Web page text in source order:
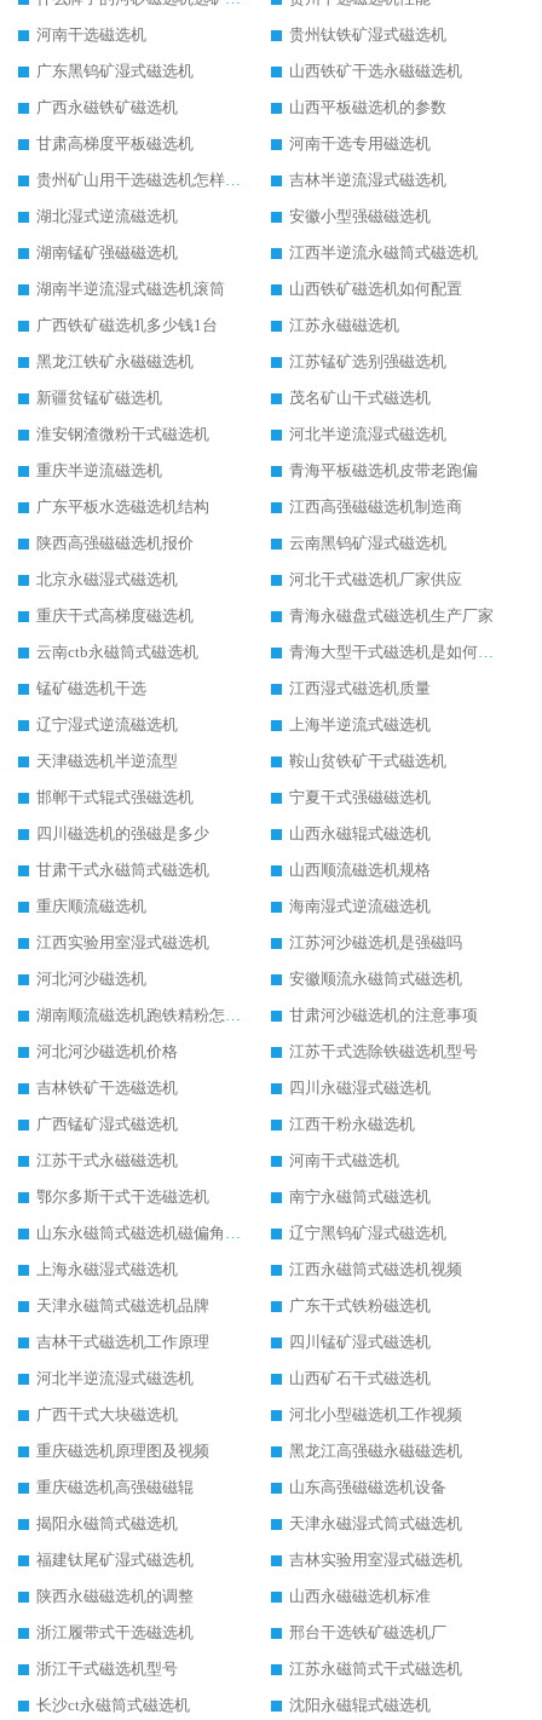
河南干选磁选机
贵州钛铁矿湿式磁选机
广东黑钨矿湿式磁选机
山西铁矿干选永磁磁选机
广西永磁铁矿磁选机
山西平板磁选机的参数
甘肃高梯度平板磁选机
河南干选专用磁选机
贵州矿山用干选磁选机怎样调磁
吉林半逆流湿式磁选机
湖北湿式逆流磁选机
安徽小型强磁磁选机
湖南锰矿强磁磁选机
江西半逆流永磁筒式磁选机
湖南半逆流湿式磁选机滚筒
山西铁矿磁选机如何配置
广西铁矿磁选机多少钱1台
江苏永磁磁选机
黑龙江铁矿永磁磁选机
江苏锰矿选别强磁选机
新疆贫锰矿磁选机
茂名矿山干式磁选机
淮安钢渣微粉干式磁选机
河北半逆流湿式磁选机
重庆半逆流磁选机
青海平板磁选机皮带老跑偏
广东平板水选磁选机结构
江西高强磁磁选机制造商
陕西高强磁磁选机报价
云南黑钨矿湿式磁选机
北京永磁湿式磁选机
河北干式磁选机厂家供应
重庆干式高梯度磁选机
青海永磁盘式磁选机生产厂家
云南ctb永磁筒式磁选机
青海大型干式磁选机是如何选矿的
锰矿磁选机干选
江西湿式磁选机质量
辽宁湿式逆流磁选机
上海半逆流式磁选机
天津磁选机半逆流型
鞍山贫铁矿干式磁选机
邯郸干式辊式强磁选机
宁夏干式强磁磁选机
四川磁选机的强磁是多少
山西永磁辊式磁选机
甘肃干式永磁筒式磁选机
山西顺流磁选机规格
重庆顺流磁选机
海南湿式逆流磁选机
江西实验用室湿式磁选机
江苏河沙磁选机是强磁吗
河北河沙磁选机
安徽顺流永磁筒式磁选机
湖南顺流磁选机跑铁精粉怎么处理
甘肃河沙磁选机的注意事项
河北河沙磁选机价格
江苏干式选除铁磁选机型号
吉林铁矿干选磁选机
四川永磁湿式磁选机
广西锰矿湿式磁选机
江西干粉永磁选机
江苏干式永磁磁选机
河南干式磁选机
鄂尔多斯干式干选磁选机
南宁永磁筒式磁选机
山东永磁筒式磁选机磁偏角怎么调整
辽宁黑钨矿湿式磁选机
上海永磁湿式磁选机
江西永磁筒式磁选机视频
天津永磁筒式磁选机品牌
广东干式铁粉磁选机
吉林干式磁选机工作原理
四川锰矿湿式磁选机
河北半逆流湿式磁选机
山西矿石干式磁选机
广西干式大块磁选机
河北小型磁选机工作视频
重庆磁选机原理图及视频
黑龙江高强磁永磁磁选机
重庆磁选机高强磁磁辊
山东高强磁磁选机设备
揭阳永磁筒式磁选机
天津永磁湿式筒式磁选机
福建钛尾矿湿式磁选机
吉林实验用室湿式磁选机
陕西永磁磁选机的调整
山西永磁磁选机标准
浙江履带式干选磁选机
邢台干选铁矿磁选机厂
浙江干式磁选机型号
江苏永磁筒式干式磁选机
长沙ct永磁筒式磁选机
沈阳永磁辊式磁选机